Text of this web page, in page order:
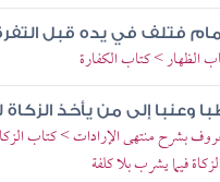
فتلف في يده قبل
الظهار > كتاب الكفارة
وعنبا إلى من يأخذ
بشرح منتهى الإرادات > كتاب
فيما يشرب بلا كلفة